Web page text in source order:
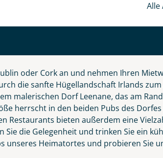
Instagram
Alle
oder Cork an und nehmen Ihren
die sanfte Hügellandschaft Irlands
malerischen Dorf Leenane, das am
herrscht in den beiden Pubs des
Restaurants bieten außerdem eine
Sie die Gelegenheit und trinken Sie ein
unseres Heimatortes und probieren Sie
Alter